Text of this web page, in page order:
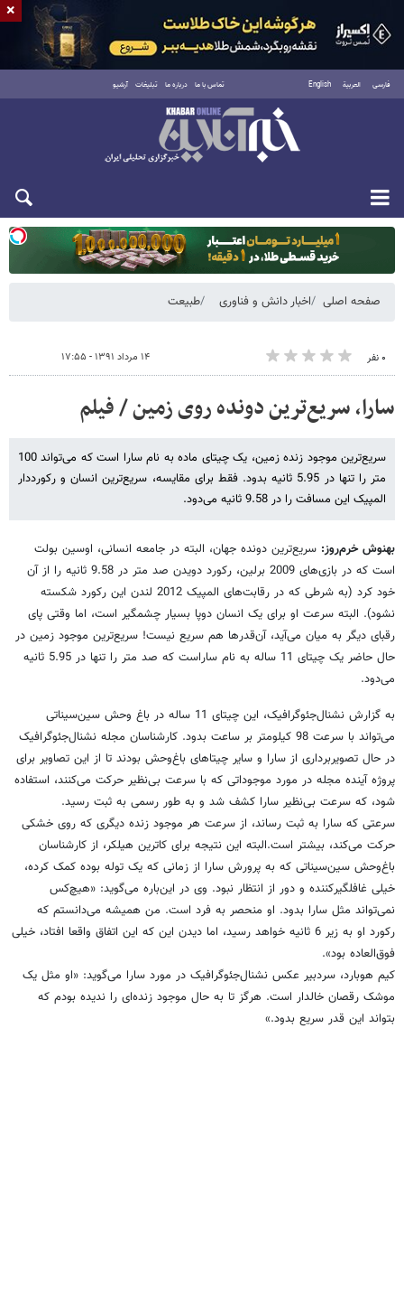
فارسی العربية English تماس با ما درباره ما تبلیغات آرشیو
یکشنبه ۱۸ مرداد ۱۴۰۵
صفحه اصلی اخبار دانش و فناوری طبیعت
۰ نفر ۱۴ مرداد ۱۳۹۱ - ۱۷:۵۵
سارا،‌ سریع‌ترین دونده روی زمین / فیلم
سریع‌ترین موجود زنده زمین، یک چیتای ماده به نام سارا است که می‌تواند 100
متر را تنها در 5.95 ثانیه بدود. فقط برای مقایسه،‌ سریع‌ترین انسان و رکورددار
المپیک این مسافت را در 9.58 ثانیه می‌دود.
بهنوش خرم‌روز: سریع‌ترین دونده جهان، البته در جامعه انسانی، اوسین بولت
است که در بازی‌های 2009 برلین،‌ رکورد دویدن صد متر در 9.58 ثانیه را از آن
خود کرد (به شرطی که در رقابت‌های المپیک 2012 لندن این رکورد شکسته
نشود). البته سرعت او برای یک انسان دوپا بسیار چشمگیر است، ‌اما وقتی پای
رقبای دیگر به میان می‌آید، آن‌قدرها هم سریع نیست! سریع‌ترین موجود زمین در
حال حاضر یک چیتای 11 ساله به نام ساراست که صد متر را تنها در 5.95 ثانیه
می‌دود.
به گزارش نشنال‌جئوگرافیک، این چیتای 11 ساله در باغ وحش سین‌سیناتی
می‌تواند با سرعت 98 کیلومتر بر ساعت بدود. کارشناسان مجله نشنال‌جئوگرافیک
در حال تصویربرداری از سارا و سایر چیتاهای باغ‌وحش بودند تا از این تصاویر برای
پروژه آینده مجله در مورد موجوداتی که با سرعت‌ بی‌نظیر حرکت می‌کنند، ‌استفاده
شود، که سرعت بی‌نظیر سارا کشف شد و به طور رسمی به ثبت رسید.
سرعتی که سارا به ثبت رساند،‌ از سرعت هر موجود زنده دیگری که روی خشکی
حرکت می‌کند، ‌بیشتر است.البته این نتیجه برای کاترین هیلکر،‌ از کارشناسان
باغ‌وحش سین‌سیناتی که به پرورش سارا از زمانی که یک توله بوده کمک کرده،
خیلی غافلگیرکننده و دور از انتظار نبود. وی در این‌باره می‌گوید: «هیچ‌کس
نمی‌تواند مثل سارا بدود. او منحصر به فرد است. من همیشه می‌دانستم که
رکورد او به زیر 6 ثانیه خواهد رسید، اما دیدن این که این اتفاق واقعا افتاد، خیلی
فوق‌العاده بود».
کیم هوبارد، سردبیر عکس نشنال‌جئوگرافیک در مورد سارا می‌گوید: «او مثل یک
موشک رقصان خالدار است. هرگز تا به حال موجود زنده‌ای را ندیده بودم که
بتواند این قدر سریع بدود.»
×